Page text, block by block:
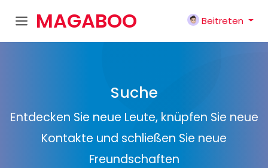
MAGABOO
Beitreten
Suche
Entdecken Sie neue Leute, knüpfen Sie neue
Kontakte und schließen Sie neue
Freundschaften